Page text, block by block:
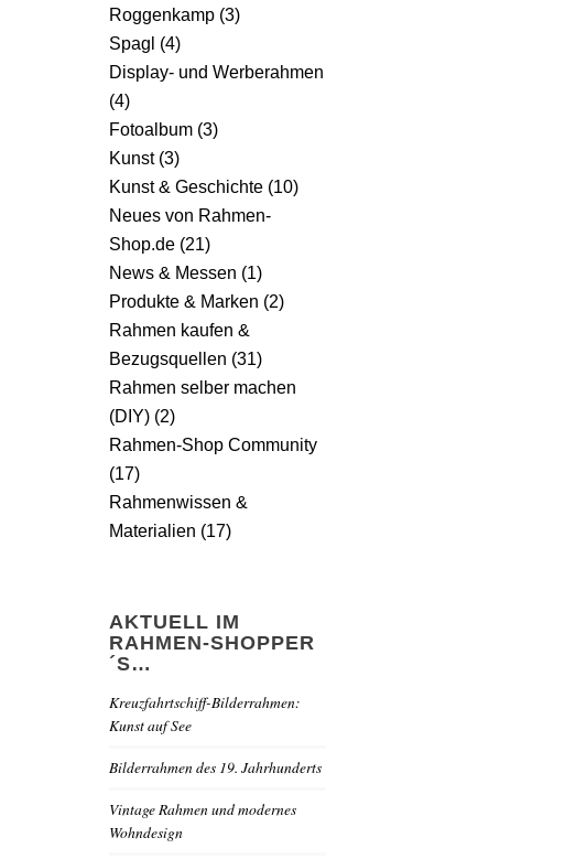
Roggenkamp (3)
Spagl (4)
Display- und Werberahmen
(4)
Fotoalbum (3)
Kunst(3)
Kunst & Geschichte (10)
Neues von Rahmen-
Shop.de (21)
News & Messen (1)
Produkte & Marken (2)
Rahmen kaufen &
Bezugsquellen (31)
Rahmen selber machen
(DIY) (2)
Rahmen-Shop Community
(17)
Rahmenwissen &
Materialien (17)
AKTUELL IM
RAHMEN-SHOPPER
´S…
Kreuzfahrtschiff-Bilderrahmen:
Kunst auf See
Bilderrahmen des 19. Jahrhunderts
Vintage Rahmen und modernes
Wohndesign